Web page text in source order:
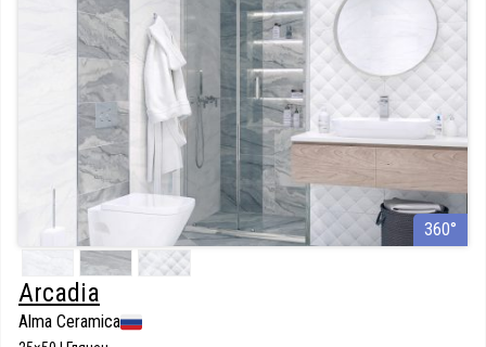
360°
Arcadia
Alma Ceramica